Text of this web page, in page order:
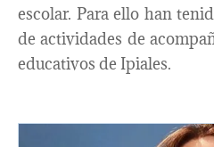
escolar. Para ello han
de actividades de
educativos de Ipiales.